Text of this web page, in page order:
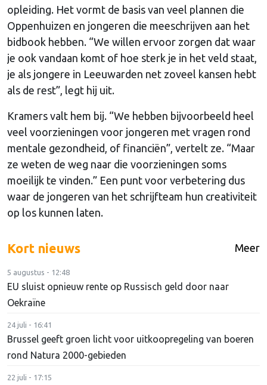
opleiding. Het vormt de basis van veel plannen die
Oppenhuizen en jongeren die meeschrijven aan het
bidbook hebben. “We willen ervoor zorgen dat waar
je ook vandaan komt of hoe sterk je in het veld staat,
je als jongere in Leeuwarden net zoveel kansen hebt
als de rest”, legt hij uit.
Kramers valt hem bij. “We hebben bijvoorbeeld heel
veel voorzieningen voor jongeren met vragen rond
mentale gezondheid, of financiën”, vertelt ze. “Maar
ze weten de weg naar die voorzieningen soms
moeilijk te vinden.” Een punt voor verbetering dus
waar de jongeren van het schrijfteam hun creativiteit
op los kunnen laten.
Kort nieuws Meer
5 augustus - 12:48
EU sluist opnieuw rente op Russisch geld door naar
Oekraïne
24 juli - 16:41
Brussel geeft groen licht voor uitkoopregeling van boeren
rond Natura 2000-gebieden
22 juli - 17:15